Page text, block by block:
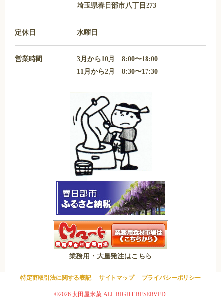
埼玉県春日部市八丁目273
定休日 水曜日
営業時間
3月から10月 8:00〜18:00
11月から2月 8:30〜17:30
業務用・大量発注はこちら
特定商取引法に関する表記 サイトマップ プライバシーポリシー
©2026 太田屋米菓 ALL RIGHT RESERVED.